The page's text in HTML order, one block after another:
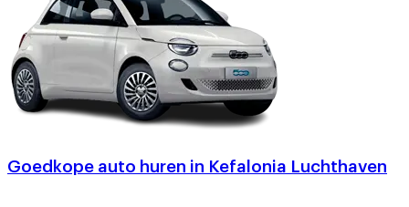
Goedkope auto huren in Kefalonia Luchthaven